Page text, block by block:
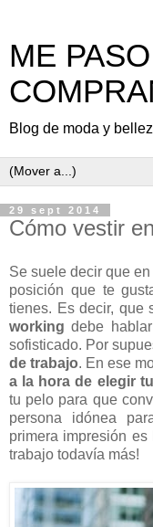
ME
Blog de moda y
29 sept 2014
Cómo vestir
Se suele decir que
posición que te
tienes. Es decir, que
working debe
sofisticado. Por
de trabajo. En ese
a la hora de elegir
tu pelo para que
persona idónea
primera impresión
trabajo todavía más!